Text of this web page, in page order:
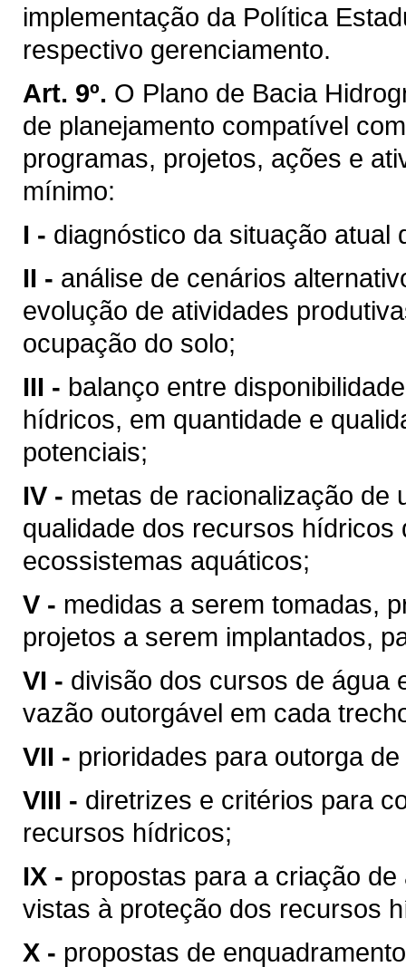
implementação da Política
respectivo gerenciamento.
Art. 9º. O Plano de Bacia
de planejamento compatível
programas, projetos, ações e
mínimo:
I - diagnóstico da situação atual
II - análise de cenários
evolução de atividades
ocupação do solo;
III - balanço entre
hídricos, em quantidade e
potenciais;
IV - metas de racionalização de
qualidade dos recursos
ecossistemas aquáticos;
V - medidas a serem tomadas,
projetos a serem implantados,
VI - divisão dos cursos de água
vazão outorgável em cada
VII - prioridades para outorga
VIII - diretrizes e critérios para
recursos hídricos;
IX - propostas para a criação
vistas à proteção dos recursos
X - propostas de